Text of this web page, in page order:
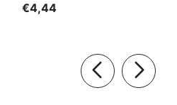
€4,44